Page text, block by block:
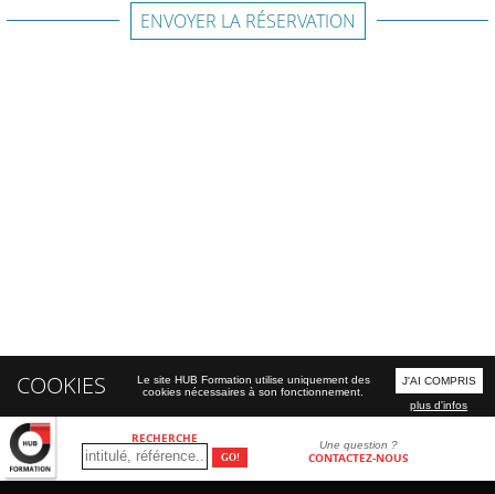
RECHERCHE Une question ?
CONTACTEZ-NOUS
ENVOYER LA RÉSERVATION
COOKIES
Le site HUB Formation utilise uniquement des
cookies nécessaires à son fonctionnement.
J'AI COMPRIS
plus d'infos